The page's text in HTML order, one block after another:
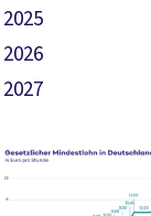
2025
2026
2027